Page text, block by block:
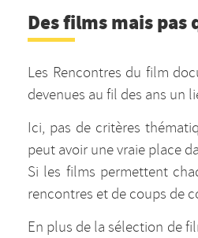
Des films mais pas
Les Rencontres du film
devenues au fil des ans un
Ici, pas de critères
peut avoir une vraie place
Si les films permettent
rencontres et de coups de
En plus de la sélection de